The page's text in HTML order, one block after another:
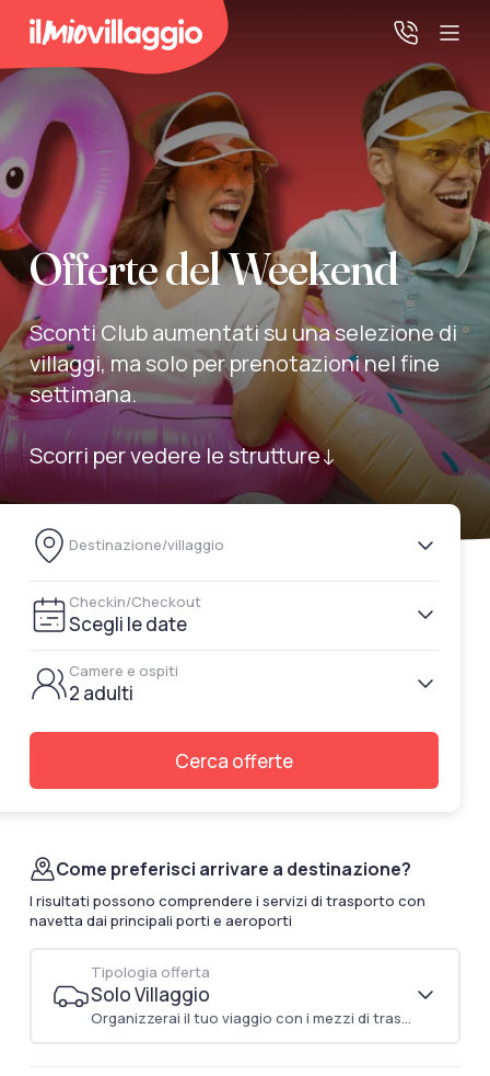
Home
Promo Speciali
Destinazioni
IMV Club
La tua area riservata
Accedi alla tua area riservata per vedere i tuoi preventivi
e le tue pratiche, gestire i pagamenti e scaricare i tuoi
documenti di viaggio.
Accedi / Registrati
Offerte del Weekend
Sconti Club aumentati su una selezione di
villaggi, ma solo per prenotazioni nel fine
settimana.
Scorri per vedere le strutture↓
Destinazione/villaggio
Checkin/Checkout
Scegli le date
Camere e ospiti
2 adulti
Cerca offerte
Come preferisci arrivare a destinazione?
I risultati possono comprendere i servizi di trasporto con
navetta dai principali porti e aeroporti
Tipologia offerta
Solo Villaggio
Organizzerai il tuo viaggio con i mezzi di trasporto che preferisci